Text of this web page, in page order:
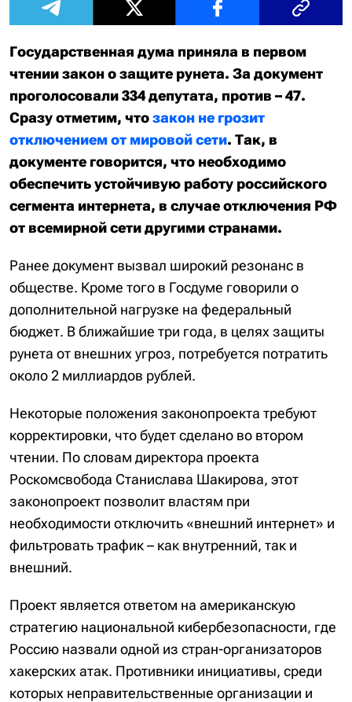
Государственная дума приняла в первом
чтении закон о защите рунета. За документ
проголосовали 334 депутата, против – 47.
Сразу отметим, чтозакон не грозит
отключением от мировой сети. Так, в
документе говорится, что необходимо
обеспечить устойчивую работу российского
сегмента интернета, в случае отключения РФ
от всемирной сети другими странами.
Ранее документ вызвал широкий резонанс в
обществе. Кроме того в Госдуме говорили о
дополнительной нагрузке на федеральный
бюджет. В ближайшие три года, в целях защиты
рунета от внешних угроз, потребуется потратить
около 2 миллиардов рублей.
Некоторые положения законопроекта требуют
корректировки, что будет сделано во втором
чтении. По словам директора проекта
Роскомсвобода Станислава Шакирова, этот
законопроект позволит властям при
необходимости отключить «внешний интернет» и
фильтровать трафик – как внутренний, так и
внешний.
Проект является ответом на американскую
стратегию национальной кибербезопасности, где
Россию назвали одной из стран-организаторов
хакерских атак. Противники инициативы, среди
которых неправительственные организации и